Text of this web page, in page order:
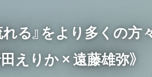
る』をより多くの方
田えりか × 遠藤雄弥》